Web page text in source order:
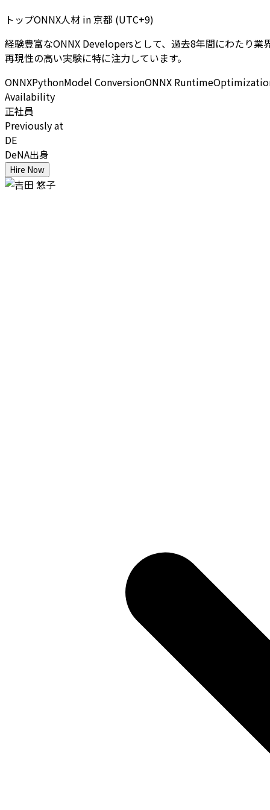
トップONNX人材 in京都 (UTC+9)
経験豊富なONNX Developersとして、過去8年間にわたり
再現性の高い実験に特に注力しています。
ONNXPythonModel ConversionONNX Runtime
Availability
正社員
Previously at
DE
DeNA出身
Hire Now